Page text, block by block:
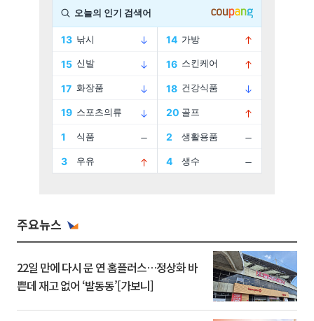
주요뉴스
22일 만에 다시 문 연 홈플러스…정상화 바
쁜데 재고 없어 ‘발동동’[가보니]